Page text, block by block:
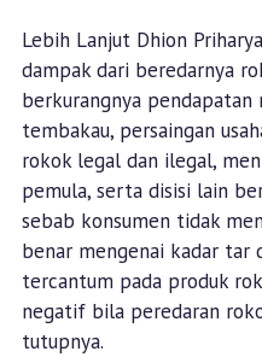
Lebih Lanjut Dhion
dampak dari beredarnya
berkurangnya pendapatan
tembakau, persaingan
rokok legal dan ilegal,
pemula, serta disisi lain
sebab konsumen tidak
benar mengenai kadar tar
tercantum pada produk
negatif bila peredaran
tutupnya.